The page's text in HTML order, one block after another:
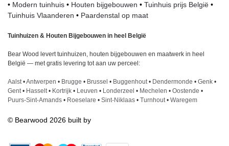
• Modern tuinhuis • Houten bijgebouwen • Tuinhuis prijs België •
Tuinhuis Vlaanderen • Paardenstal op maat
Tuinhuizen & Houten Bijgebouwen in heel België
Bear Wood levert tuinhuizen, houten bijgebouwen en maatwerk in heel
België — met gratis levering tot aan uw perceel:
Aalst•Antwerpen • Brugge • Brussel • Buggenhout• Dendermonde • Genk •
Gent• Hasselt• Kortrijk • Leuven • Londerzeel • Mechelen • Oostende •
Puurs-Sint-Amands • Roeselare • Sint-Niklaas • Turnhout• Waregem
© Bearwood 2026 built by